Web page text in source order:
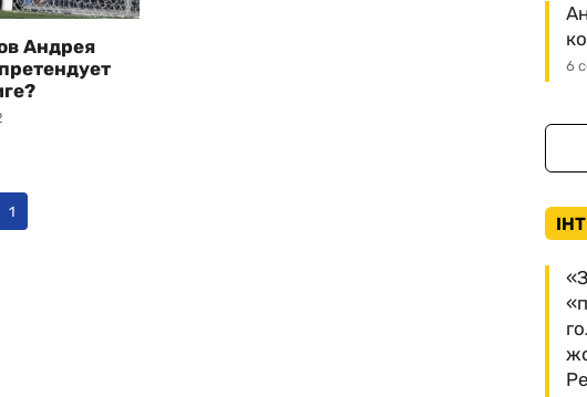
Андрея
1
6